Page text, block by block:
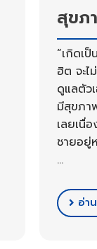
สุข
“เกิดเ
ฮิต จะ
ดูแลตัว
มีสุขภา
เลยเนื่
ชายอยู่
…
อ่า